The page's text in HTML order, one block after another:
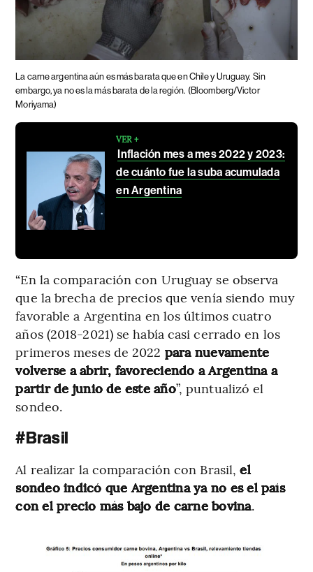
La carne argentina aún es más barata que en Chile y Uruguay. Sin
embargo, ya no es la más barata de la región. (Bloomberg/Victor
Moriyama)
VER +
Inflación mes a mes 2022 y 2023:
de cuánto fue la suba acumulada
en Argentina
“En la comparación con Uruguay se observa
que la brecha de precios que venía siendo muy
favorable a Argentina en los últimos cuatro
años (2018-2021) se había casi cerrado en los
primeros meses de 2022 para nuevamente
volverse a abrir, favoreciendo a Argentina a
partir de junio de este año”, puntualizó el
sondeo.
#Brasil
Al realizar la comparación con Brasil, el
sondeo indicó que Argentina ya no es el país
con el precio más bajo de carne bovina.